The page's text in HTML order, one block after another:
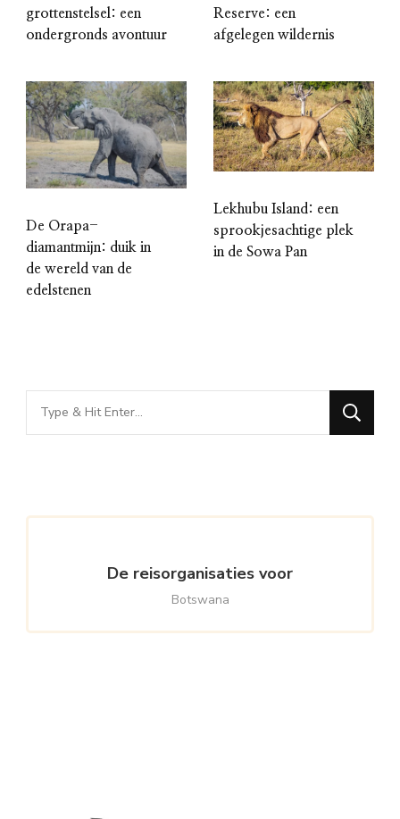
grottenstelsel: een
ondergronds avontuur
Reserve: een
afgelegen wildernis
De Orapa-
diamantmijn: duik in
de wereld van de
edelstenen
Lekhubu Island: een
sprookjesachtige plek
in de Sowa Pan
Looking
for
De reisorganisaties voor
Botswana